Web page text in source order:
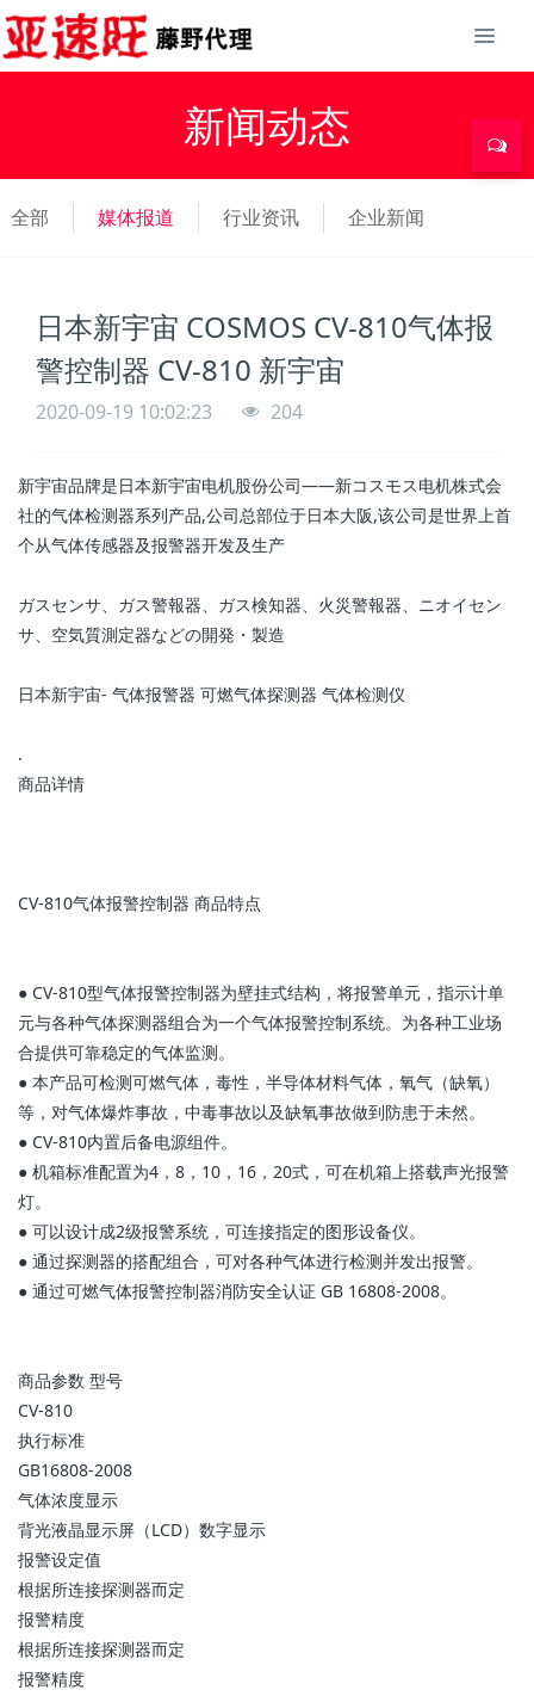
新闻动态
全部 媒体报道 行业资讯 企业新闻
日本新宇宙 COSMOS CV-810气体报
警控制器 CV-810 新宇宙
2020-09-19 10:02:23 204
新宇宙品牌是日本新宇宙电机股份公司——新コスモス电机株式会
社的气体检测器系列产品,公司总部位于日本大阪,该公司是世界上首
个从气体传感器及报警器开发及生产
ガスセンサ、ガス警報器、ガス検知器、火災警報器、ニオイセン
サ、空気質測定器などの開発・製造
日本新宇宙- 气体报警器 可燃气体探测器 气体检测仪
.
商品详情
CV-810气体报警控制器 商品特点
● CV-810型气体报警控制器为壁挂式结构，将报警单元，指示计单
元与各种气体探测器组合为一个气体报警控制系统。为各种工业场
合提供可靠稳定的气体监测。
● 本产品可检测可燃气体，毒性，半导体材料气体，氧气（缺氧）
等，对气体爆炸事故，中毒事故以及缺氧事故做到防患于未然。
● CV-810内置后备电源组件。
● 机箱标准配置为4，8，10，16，20式，可在机箱上搭载声光报警
灯。
● 可以设计成2级报警系统，可连接指定的图形设备仪。
● 通过探测器的搭配组合，可对各种气体进行检测并发出报警。
● 通过可燃气体报警控制器消防安全认证 GB 16808-2008。
商品参数 型号
CV-810
执行标准
GB16808-2008
气体浓度显示
背光液晶显示屏（LCD）数字显示
报警设定值
根据所连接探测器而定
报警精度
根据所连接探测器而定
报警精度